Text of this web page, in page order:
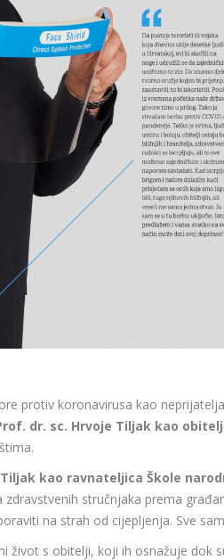
protiv koronavirusa kao
dr. sc. Hrvoje Tiljak kao
kao ravnateljica Škole
stručnjaka prema
na strah od cijepljenja. Sve
život s obitelji, koji ih osnažuje dok